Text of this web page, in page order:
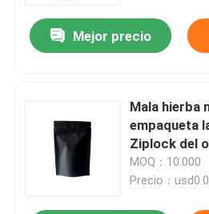
Tarro de cristal de la tapa de
Botella de cristal del dropper
Tubos superiores
Mejor precio
Mala hierba
empaqueta
Ziplock del
mala hierba
MOQ：10.000
Precio：